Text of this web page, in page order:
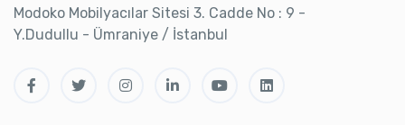
Modoko Mobilyacılar Sitesi 3. Cadde No : 9 -
Y.Dudullu - Ümraniye / İstanbul